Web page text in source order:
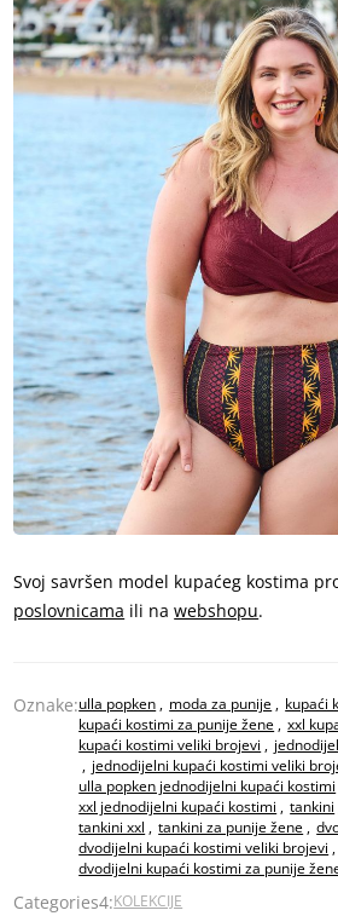
Svoj savršen model kupaćeg kostima
poslovnicama ili nawebshopu.
Oznake:ulla popken , moda za punije , kupaći
kupaći kostimi za punije žene , xxl
kupaći kostimi veliki brojevi ,
, jednodijelni kupaći kostimi veliki
ulla popken jednodijelni kupaći kostimi
xxl jednodijelni kupaći kostimi , tankini
tankini xxl , tankini za punije žene ,
dvodijelni kupaći kostimi veliki brojevi ,
dvodijelni kupaći kostimi za punije
Categories4:KOLEKCIJE